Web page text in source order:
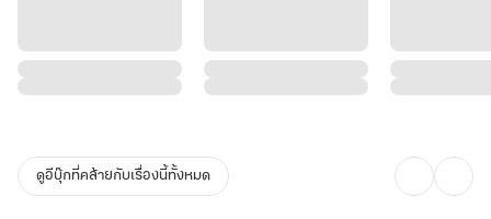
ดูอีบุ๊กที่คล้ายกับเรื่องนี้ทั้งหมด